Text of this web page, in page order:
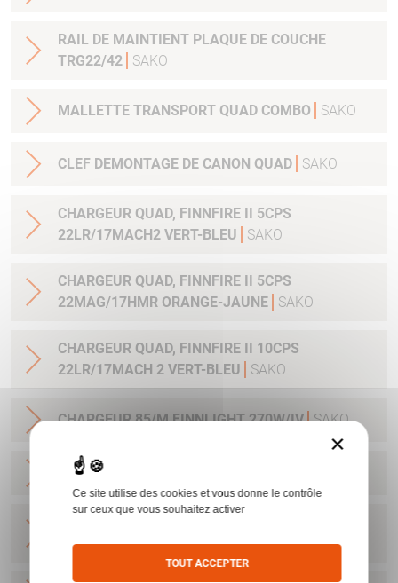
RAIL DE MAINTIENT PLAQUE DE COUCHE
TRG22/42
SAKO
MALLETTE TRANSPORT QUAD COMBO SAKO
CLEF DEMONTAGE DE CANON QUAD SAKO
CHARGEUR QUAD, FINNFIRE II 5CPS
22LR/17MACH2 VERT-BLEU
SAKO
CHARGEUR QUAD, FINNFIRE II 5CPS
22MAG/17HMR ORANGE-JAUNE
SAKO
CHARGEUR QUAD, FINNFIRE II 10CPS
22LR/17MACH 2 VERT-BLEU
SAKO
CHARGEUR 85/M FINNLIGHT 270W/IV SAKO
CHARGEUR 85/M CAL8X57JS
300WIN 4CPS STAINLESS SAKO
×
Ce site utilise des cookies et vous donne le contrôle
sur ceux que vous souhaitez activer
TOUT ACCEPTER